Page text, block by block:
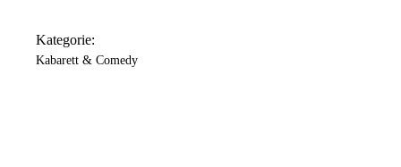
Kategorie:
Kabarett & Comedy